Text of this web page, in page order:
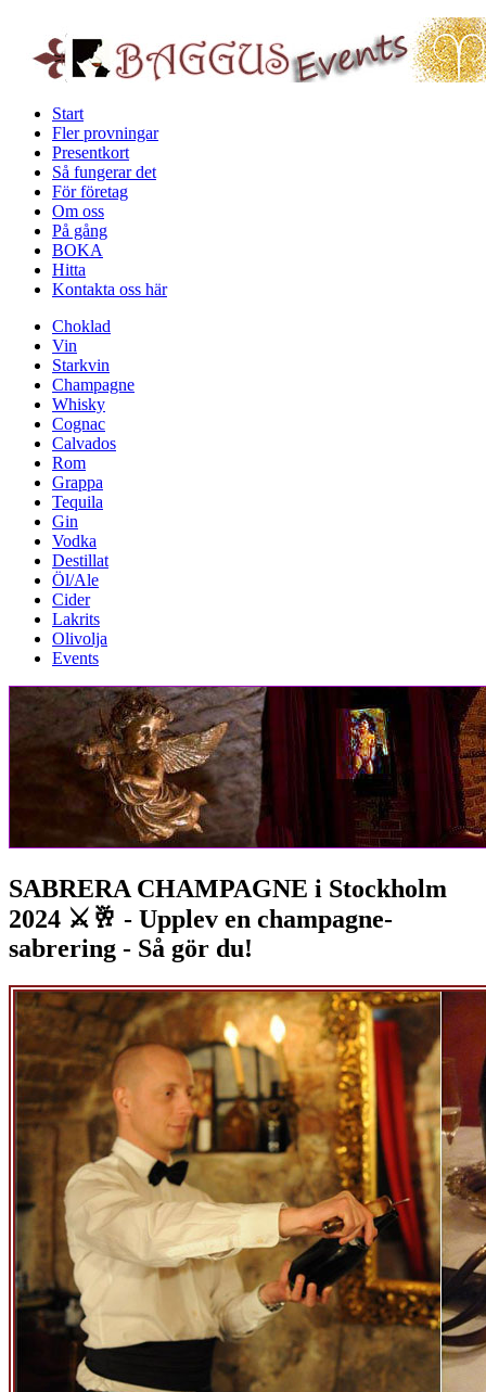
Start
Fler provningar
Presentkort
Så fungerar det
För företag
Om oss
På gång
BOKA
Hitta
Kontakta oss här
Choklad
Vin
Starkvin
Champagne
Whisky
Cognac
Calvados
Rom
Grappa
Tequila
Gin
Vodka
Destillat
Öl/Ale
Cider
Lakrits
Olivolja
Events
SABRERA CHAMPAGNE i Stockholm
2024 ⚔️🥂 - Upplev en champagne-
sabrering - Så gör du!